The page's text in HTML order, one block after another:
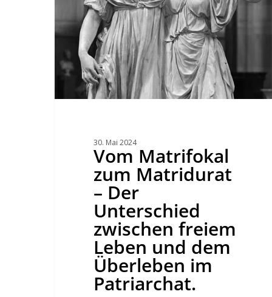
Hit enter to search or ESC to close
dem
Überleben
im
Patriarchat.
30. Mai 2024
Vom Matrifokal
zum Matridurat
– Der
Unterschied
zwischen freiem
Leben und dem
Überleben im
Patriarchat.